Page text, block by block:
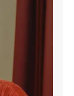
er seit 2020
mit.